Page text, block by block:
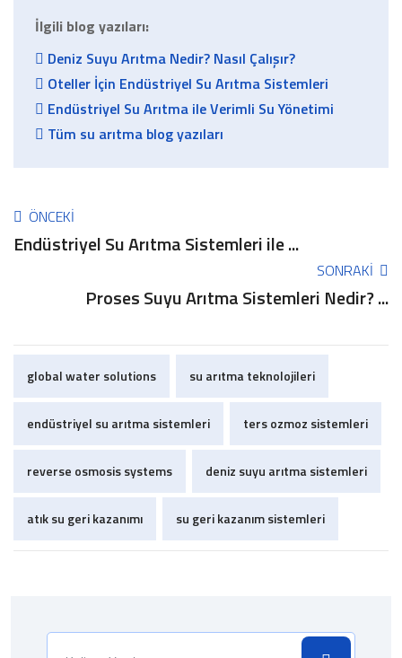
İlgili blog yazıları:
Deniz Suyu Arıtma Nedir? Nasıl Çalışır?
Oteller İçin Endüstriyel Su Arıtma Sistemleri
Endüstriyel Su Arıtma ile Verimli Su Yönetimi
Tüm su arıtma blog yazıları
ÖNCEKI
Endüstriyel Su Arıtma Sistemleri ile ...
SONRAKI
Proses Suyu Arıtma Sistemleri Nedir? ...
global water solutions su arıtma teknolojileri
endüstriyel su arıtma sistemleri ters ozmoz sistemleri
reverse osmosis systems deniz suyu arıtma sistemleri
atık su geri kazanımı su geri kazanım sistemleri